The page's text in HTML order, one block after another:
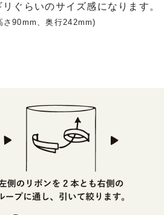
ぐらいのサイズ感になります。
90mm、奥行242mm)